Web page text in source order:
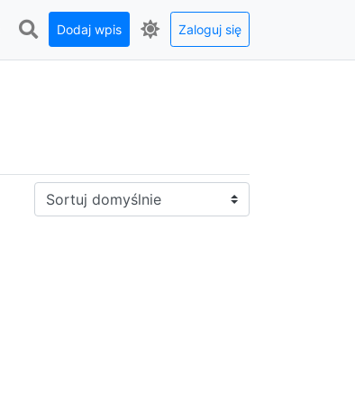
Dodaj wpis Zaloguj się
Sortuj: